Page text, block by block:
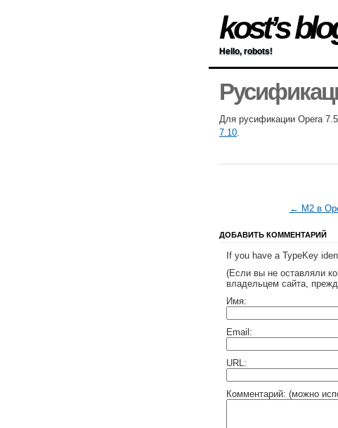
kost’s
Hello, robots!
Для русификации Opera
7.10.
← M2 в
ДОБАВИТЬ КОММЕНТАРИЙ
If you have a TypeKey
(Если вы не оставляли
владельцем сайта,
Имя:
Email:
URL:
Комментарий: (можно